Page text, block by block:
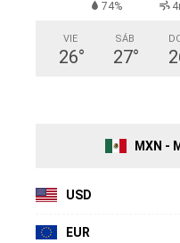
74%
VIE
26°
SÁB
27°
MXN -
USD
EUR